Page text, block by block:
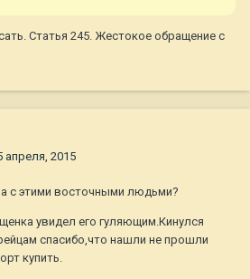
Статья 245. Жестокое обращение с
апреля, 2015
с этими восточными людьми?
увидел его гуляющим.Кинулся
спасибо,что нашли не прошли
купить.